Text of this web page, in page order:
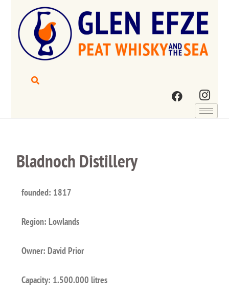
Bladnoch Distillery
founded: 1817
Region: Lowlands
Owner: David Prior
Capacity: 1.500.000 litres